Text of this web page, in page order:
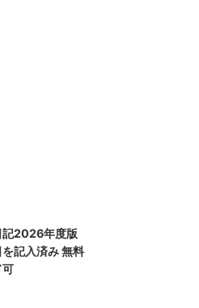
記2026年度版
記入済み 無料
可